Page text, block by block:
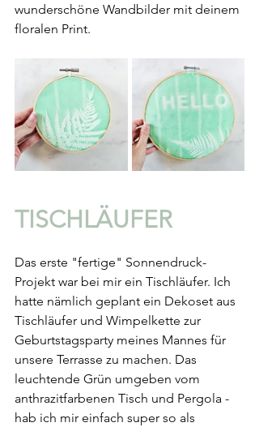
wunderschöne Wandbilder mit deinem
floralen Print.
TISCHLÄUFER
Das erste "fertige" Sonnendruck-
Projekt war bei mir ein Tischläufer. Ich
hatte nämlich geplant ein Dekoset aus
Tischläufer und Wimpelkette zur
Geburtstagsparty meines Mannes für
unsere Terrasse zu machen. Das
leuchtende Grün umgeben vom
anthrazitfarbenen Tisch und Pergola -
hab ich mir einfach super so als